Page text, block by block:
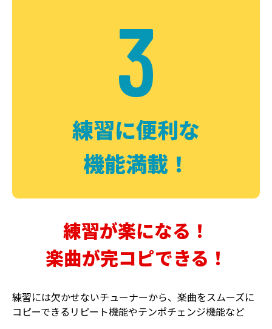
DELAY PHASER
3
練習に便利な
機能満載！
練習が楽になる！
楽曲が完コピできる！
練習には欠かせないチューナーから、楽曲をスムーズに
コピーできるリピート機能やテンポチェンジ機能など